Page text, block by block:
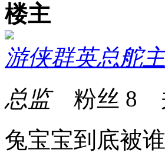
楼主
游侠群英总舵主
总监粉丝 8
兔宝宝到底被